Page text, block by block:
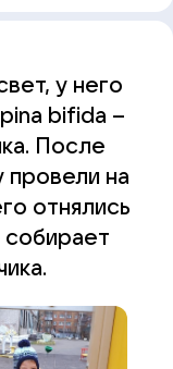
у него
bifida –
После
на
отнялись